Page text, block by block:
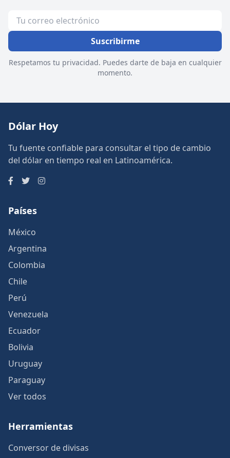
Suscribirme
Respetamos tu privacidad. Puedes darte de baja en cualquier
momento.
Dólar Hoy
Tu fuente confiable para consultar el tipo de cambio
del dólar en tiempo real en Latinoamérica.
Países
México
Argentina
Colombia
Chile
Perú
Venezuela
Ecuador
Bolivia
Uruguay
Paraguay
Ver todos
Herramientas
Conversor de divisas